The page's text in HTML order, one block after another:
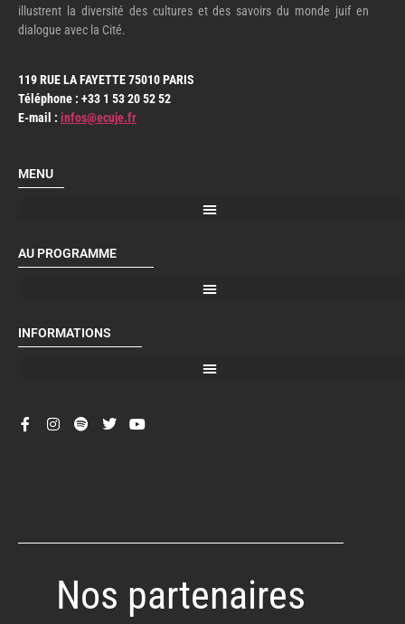
illustrent la diversité des cultures et des savoirs du monde juif en
dialogue avec la Cité.
119 RUE LA FAYETTE 75010 PARIS
Téléphone : +33 1 53 20 52 52
E-mail : infos@ecuje.fr
MENU
AU PROGRAMME
INFORMATIONS
Nos partenaires